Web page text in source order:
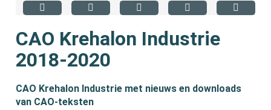
CAO Krehalon Industrie
2018-2020
CAO Krehalon Industrie met nieuws en downloads
van CAO-teksten